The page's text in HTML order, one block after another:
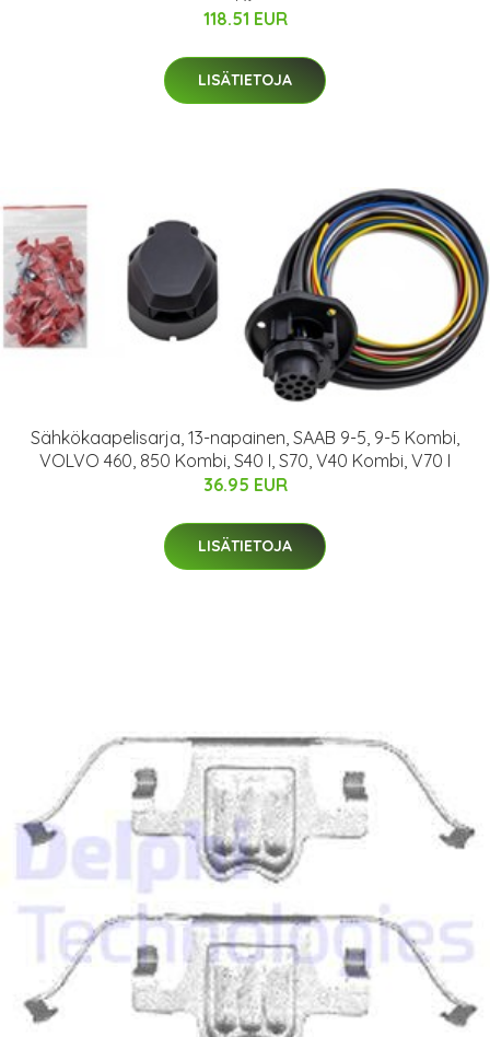
118.51 EUR
LISÄTIETOJA
Sähkökaapelisarja, 13-napainen, SAAB 9-5, 9-5 Kombi,
VOLVO 460, 850 Kombi, S40 I, S70, V40 Kombi, V70 I
36.95 EUR
LISÄTIETOJA